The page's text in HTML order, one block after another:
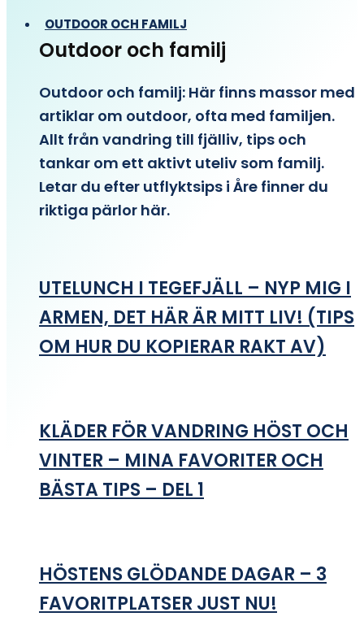
OUTDOOR OCH FAMILJ
Outdoor och familj
Outdoor och familj: Här finns massor med
artiklar om outdoor, ofta med familjen.
Allt från vandring till fjälliv, tips och
tankar om ett aktivt uteliv som familj.
Letar du efter utflyktsips i Åre finner du
riktiga pärlor här.
UTELUNCH I TEGEFJÄLL – NYP MIG I
ARMEN, DET HÄR ÄR MITT LIV! (TIPS
OM HUR DU KOPIERAR RAKT AV)
KLÄDER FÖR VANDRING HÖST OCH
VINTER – MINA FAVORITER OCH
BÄSTA TIPS – DEL 1
HÖSTENS GLÖDANDE DAGAR – 3
FAVORITPLATSER JUST NU!